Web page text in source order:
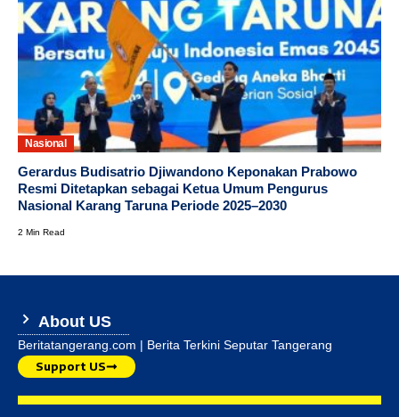
Nasional
Gerardus Budisatrio Djiwandono Keponakan Prabowo
Resmi Ditetapkan sebagai Ketua Umum Pengurus
Nasional Karang Taruna Periode 2025–2030
2 Min Read
About US
Beritatangerang.com | Berita Terkini Seputar Tangerang
Support US